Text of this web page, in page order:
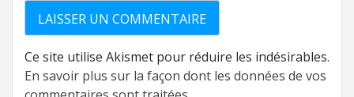
Ce site utilise Akismet pour réduire les indésirables.
En savoir plus sur la façon dont les données de vos